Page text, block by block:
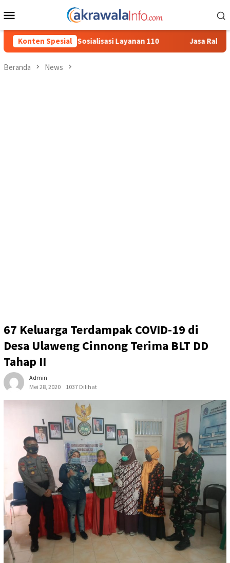
ke
Mobile
Konten Spesial
Layanan 110 Jasa Raharja Serahkan Santunan
Beranda News
67 Keluarga Terdampak COVID-19 di
Desa Ulaweng Cinnong Terima BLT DD
Tahap II
Admin
Mei 28, 2020
1037 Dilihat